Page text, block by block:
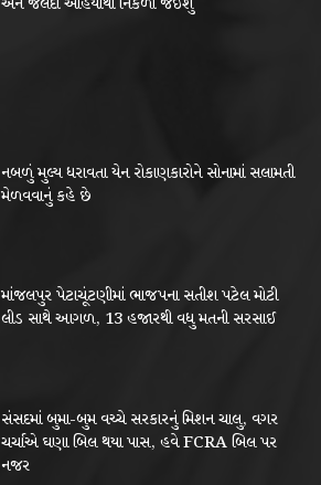
નબળું મુલ્ય ધરાવતા યેન રોકાણકારોને સોનામાં સલામતી
મેળવવાનું કહે છે
માંજલપુર પેટાચૂંટણીમાં ભાજપના સતીશ પટેલ મોટી
લીડ સાથે આગળ, 13 હજારથી વધુ મતની સરસાઈ
સંસદમાં બુમા-બુમ વચ્ચે સરકારનું મિશન ચાલુ, વગર
ચર્ચાએ ઘણા બિલ થયા પાસ, હવે FCRA બિલ પર
નજર